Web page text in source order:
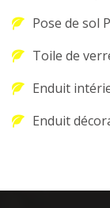
Pose de sol
Toile de
Enduit
Enduit